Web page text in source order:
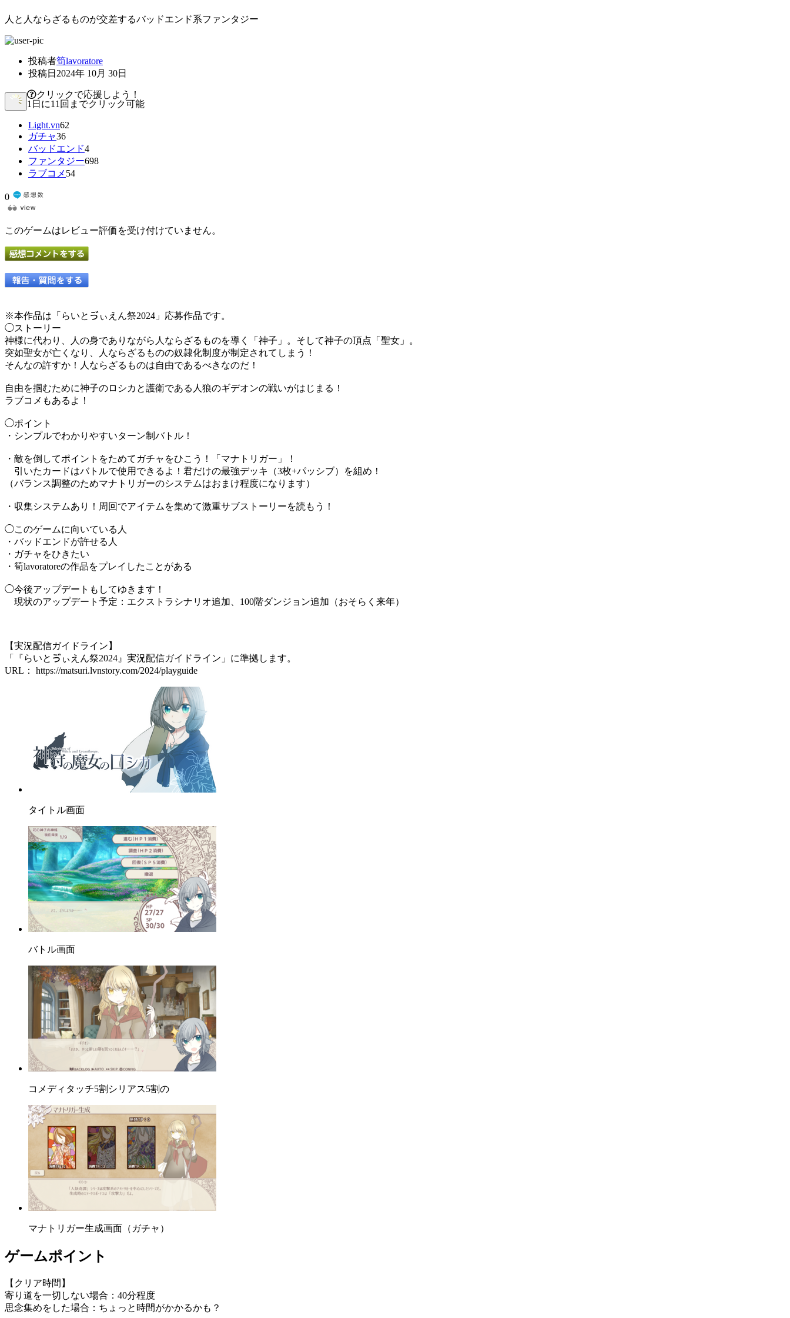
人と人ならざるものが交差するバッドエンド系ファンタジー
投稿者筍lavoratore
投稿日 2024年 10月 30日
クリックで応援しよう！
1日に11回までクリック可能
Light.vn62
ガチャ36
バッドエンド4
ファンタジー698
ラブコメ 54
0
このゲームはレビュー評価を受け付けていません。
※本作品は「らいとゔぃえん祭2024」応募作品です。
◯ストーリー
神様に代わり、人の身でありながら人ならざるものを導く「神子」。そして神子の頂点「聖女」。
突如聖女が亡くなり、人ならざるものの奴隷化制度が制定されてしまう！
そんなの許すか！人ならざるものは自由であるべきなのだ！
自由を掴むために神子のロシカと護衛である人狼のギデオンの戦いがはじまる！
ラブコメもあるよ！
◯ポイント
・シンプルでわかりやすいターン制バトル！
・敵を倒してポイントをためてガチャをひこう！「マナトリガー」！
引いたカードはバトルで使用できるよ！君だけの最強デッキ（3枚+パッシブ）を組め！
（バランス調整のためマナトリガーのシステムはおまけ程度になります）
・収集システムあり！周回でアイテムを集めて激重サブストーリーを読もう！
◯このゲームに向いている人
・バッドエンドが許せる人
・ガチャをひきたい
・筍lavoratoreの作品をプレイしたことがある
◯今後アップデートもしてゆきます！
現状のアップデート予定：エクストラシナリオ追加、100階ダンジョン追加（おそらく来年）
【実況配信ガイドライン】
「『らいとゔぃえん祭2024』実況配信ガイドライン」に準拠します。
URL： https://matsuri.lvnstory.com/2024/playguide
タイトル画面
バトル画面
コメディタッチ5割シリアス5割の
マナトリガー生成画面（ガチャ）
ゲームポイント
【クリア時間】
寄り道を一切しない場合：40分程度
思念集めをした場合：ちょっと時間がかかるかも？